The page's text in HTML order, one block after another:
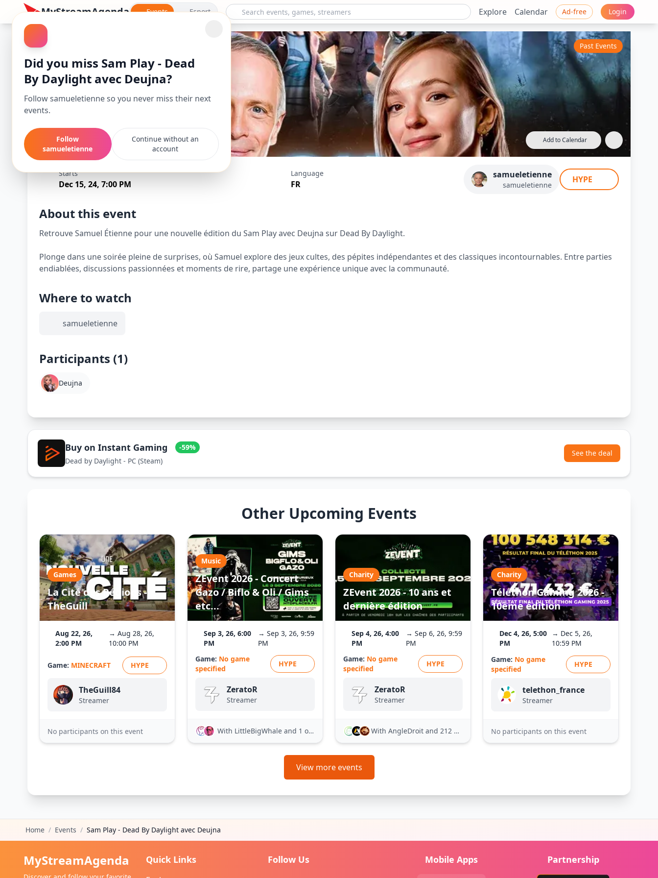
Did you miss Sam Play - Dead
By Daylight avec Deujna?
Follow samueletienne so you never miss their next
events.
Follow
samueletienne
Continue without an
account
MyStreamAgenda Events Esport Explore Calendar Ad-free Login
Sam Play - Dead By Daylight avec Deujna
Add to Calendar
Past Events
Starts
Dec 15, 24, 7:00 PM
Language
FR
samueletienne
samueletienne
HYPE
About this event
Retrouve Samuel Étienne pour une nouvelle édition du Sam Play avec Deujna sur Dead By Daylight.
Plonge dans une soirée pleine de surprises, où Samuel explore des jeux cultes, des pépites indépendantes et des classiques incontournables. Entre parties
endiablées, discussions passionnées et moments de rire, partage une expérience unique avec la communauté.
Where to watch
samueletienne
Participants (1)
Deujna
Buy on Instant Gaming
-59%
Dead by Daylight - PC (Steam)
See the deal
Other Upcoming Events
Games
La Cité des Régions -
TheGuill
Aug 22, 26,
2:00 PM
→ Aug 28, 26,
10:00 PM
Game: MINECRAFT HYPE
TheGuill84
Streamer
No participants on this event
Music
ZEvent 2026 - Concert
Gazo / Biflo & Oli / Gims
etc...
Sep 3, 26, 6:00
PM
→ Sep 3, 26, 9:59
PM
Game: No game
specified
HYPE
ZeratoR
Streamer
With LittleBigWhaleand 1 other
Charity
ZEvent 2026 - 10 ans et
dernière édition
Sep 4, 26, 4:00
PM
→ Sep 6, 26, 9:59
PM
Game: No game
specified
HYPE
ZeratoR
Streamer
With AngleDroitand 212 others
Charity
Téléthon Gaming 2026 -
10ème édition
Dec 4, 26, 5:00
PM
→ Dec 5, 26,
10:59 PM
Game: No game
specified
HYPE
telethon_france
Streamer
No participants on this event
View more events
Home / Events / Sam Play - Dead By Daylight avec Deujna
MyStreamAgenda Quick Links Follow Us Mobile Apps Partnership